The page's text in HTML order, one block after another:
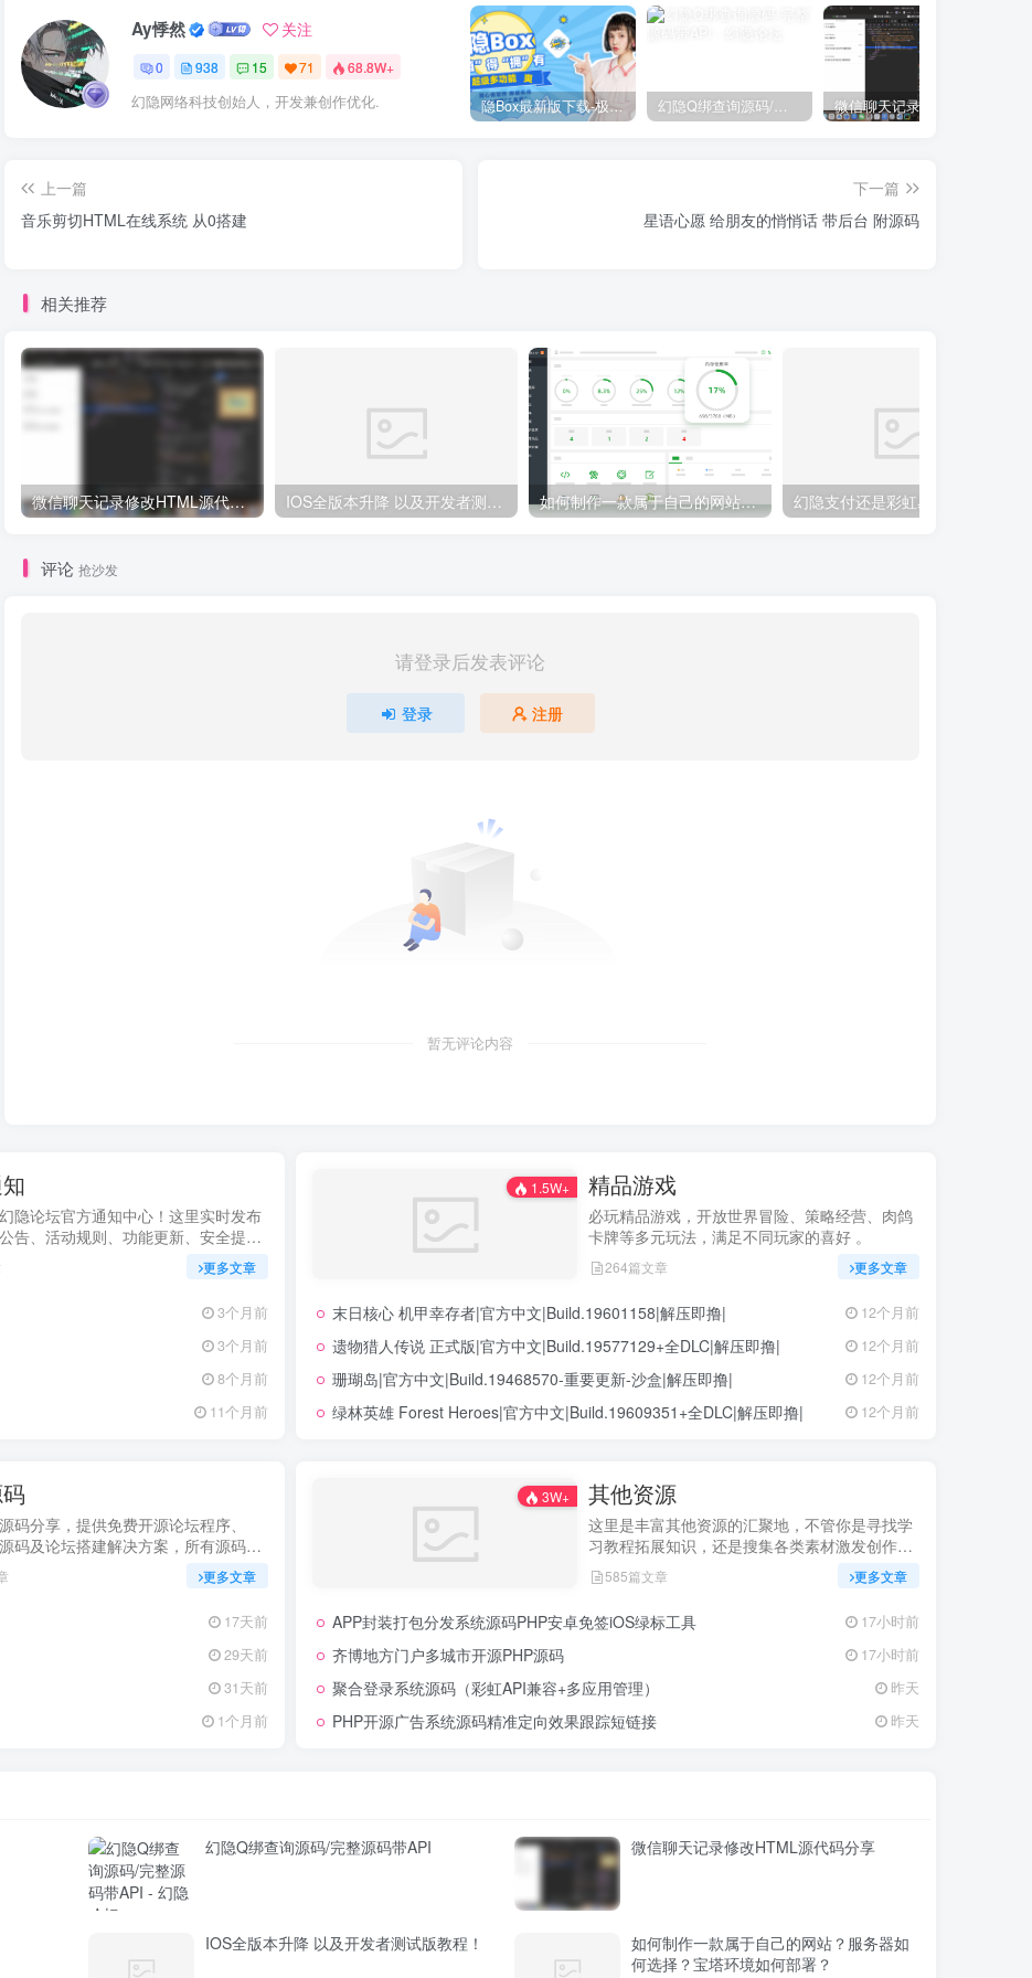
Ay悸然 关注
0 938 15 71 68.8W+
幻隐网络科技创始人，开发兼创作优化. 隐Box最新版下载-极致模式 幻隐Q绑查询源码/完整源码带API
上一篇
音乐剪切HTML在线系统 从0搭建
下一篇
星语心愿 给朋友的悄悄话 带后台 附源码
相关推荐
微信聊天记录修改HTML源代码分享 IOS全版本升降 以及开发者测试版教程！ 如何制作一款属于自己的网站？服务器如何选择？宝塔环境如何部署？
评论 抢沙发
请登录后发表评论
登录 注册
暂无评论内容
隐论坛官方通知中心！这里实时发布
告、活动规则、功能更新、安全提醒
说明，确保每位用户第一时间掌握最
们坚持公开透明，通过权威通知保障
验！立即查看，不错过关键信息！
更多文章
3个月前
3个月前
8个月前
11个月前
1.5W+ 精品游戏
必玩精品游戏，开放世界冒险、策略经营、肉鸽
卡牌等多元玩法，满足不同玩家的喜好 。
264篇文章 更多文章
末日核心 机甲幸存者|官方中文|Build.19601158|解压即撸| 12个月前
遗物猎人传说 正式版|官方中文|Build.19577129+全DLC|解压即撸| 12个月前
珊瑚岛|官方中文|Build.19468570-重要更新-沙盒|解压即撸| 12个月前
绿林英雄 Forest Heroes|官方中文|Build.19609351+全DLC|解压即撸| 12个月前
码分享，提供免费开源论坛程序、
码及论坛搭建解决方案，所有源码均
可用，助力快速搭建稳定高效的论坛
开启你的论坛运营之路。
更多文章
17天前
29天前
31天前
1个月前
3W+ 其他资源
这里是丰富其他资源的汇聚地，不管你是寻找学
习教程拓展知识，还是搜集各类素材激发创作灵
感，亦或是查询专业数据辅助工作研究，都能一
站式满足。资源定期更新、分类清晰、下载便
现所需资源！
585篇文章 更多文章
APP封装打包分发系统源码PHP安卓免签iOS绿标工具 17小时前
齐博地方门户多城市开源PHP源码 17小时前
聚合登录系统源码（彩虹API兼容+多应用管理） 昨天
PHP开源广告系统源码精准定向效果跟踪短链接 昨天
幻隐Q绑查询源码/完整源码带API 微信聊天记录修改HTML源代码分享
IOS全版本升降 以及开发者测试版教程！
如何制作一款属于自己的网站？服务器如
何选择？宝塔环境如何部署？